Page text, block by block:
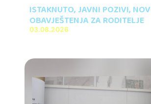
ISTAKNUTO, JAVNI POZIVI,
OBAVJEŠTENJA ZA RODITELJE
03.08.2026